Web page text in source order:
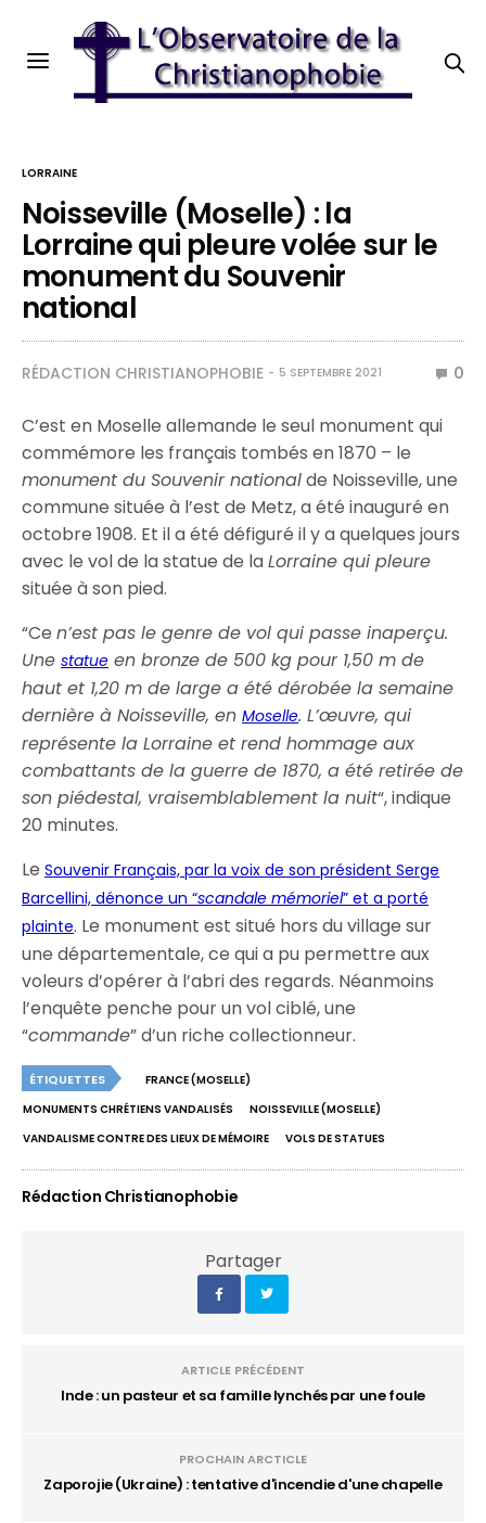
LORRAINE
Noisseville (Moselle) : la
Lorraine qui pleure volée sur le
monument du Souvenir
national
RÉDACTION CHRISTIANOPHOBIE 5 SEPTEMBRE 2021 0
C’est en Moselle allemande le seul monument qui
commémore les français tombés en 1870 – le
monument du Souvenir nationalde Noisseville, une
commune située à l’est de Metz, a été inauguré en
octobre 1908. Et il a été défiguré il y a quelques jours
avec le vol de la statue de laLorraine qui pleure
située à son pied.
“Cen’est pas le genre de vol qui passe inaperçu.
Unestatue en bronze de 500 kg pour 1,50 m de
haut et 1,20 m de large a été dérobée la semaine
dernière à Noisseville, enMoselle. L’œuvre, qui
représente la Lorraine et rend hommage aux
combattants de la guerre de 1870, a été retirée de
son piédestal, vraisemblablement la nuit“, indique
20 minutes.
LeSouvenir Français, par la voix de son président Serge
Barcellini, dénonce un “scandale mémoriel” et a porté
plainte. Le monument est situé hors du village sur
une départementale, ce qui a pu permettre aux
voleurs d’opérer à l’abri des regards. Néanmoins
l’enquête penche pour un vol ciblé, une
“commande” d’un riche collectionneur.
ÉTIQUETTES
FRANCE (MOSELLE)
MONUMENTS CHRÉTIENS VANDALISÉS
NOISSEVILLE (MOSELLE)
VANDALISME CONTRE DES LIEUX DE MÉMOIRE
VOLS DE STATUES
Rédaction Christianophobie
Partager
ARTICLE PRÉCÉDENT
Inde : un pasteur et sa famille lynchés par une foule
PROCHAIN ARCTICLE
Zaporojie (Ukraine) : tentative d'incendie d'une chapelle